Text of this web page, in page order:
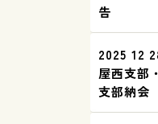
古
屋
西
支
部
告
2025 12
屋西支部
支部納会